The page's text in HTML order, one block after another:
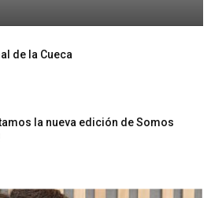
de la Cueca
la nueva edición de Somos